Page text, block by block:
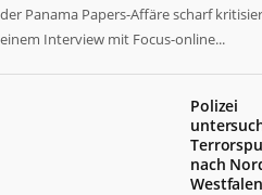
der Panama Papers-Affäre scharf
einem Interview mit Focus-online...
Polizei
nach
Westfalen